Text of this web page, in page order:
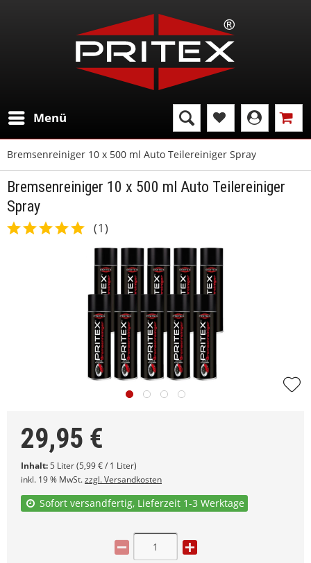
Menü
Bremsenreiniger 10 x 500 ml Auto Teilereiniger Spray
Bremsenreiniger 10 x 500 ml Auto Teilereiniger
Spray
(1)
29,95 €
Inhalt:5 Liter (5,99 € / 1 Liter)
inkl. 19 % MwSt.zzgl. Versandkosten
Sofort versandfertig, Lieferzeit 1-3 Werktage